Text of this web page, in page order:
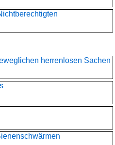
herrenlosen Sachen